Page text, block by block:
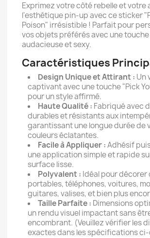
Exprimez votre côté rebelle et votre
l'esthétique pin-up avec ce sticker
Poison" irrésistible ! Parfait pour
vos objets préférés avec une
audacieuse et sexy.
Caractéristiques
Design Unique et Attirant : Un
captivant avec une touche "Pick
pour un style affirmé.
Haute Qualité : Fabriqué avec
durables et résistants aux
garantissant une longue durée de
couleurs éclatantes.
Facile à Appliquer :Adhésif
une application simple et rapide
surface lisse.
Polyvalent : Idéal pour
portables, téléphones, voitures,
guitares, valises, et bien plus
Taille Parfaite : Dimensions
un rendu visuel impactant sans
encombrant. (Veuillez vérifier les
exactes dans les spécifications